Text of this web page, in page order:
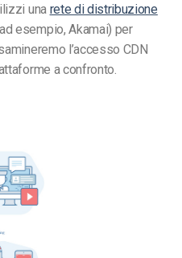
una rete di distribuzione
esempio, Akamai) per
l’accesso CDN
a confronto.